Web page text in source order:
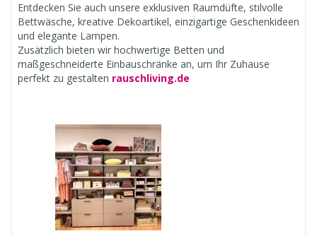
Entdecken Sie auch unsere exklusiven Raumdüfte, stilvolle
Bettwäsche, kreative Dekoartikel, einzigartige Geschenkideen
und elegante Lampen.
Zusätzlich bieten wir hochwertige Betten und
maßgeschneiderte Einbauschränke an, um Ihr Zuhause
perfekt zu gestalten rauschliving.de